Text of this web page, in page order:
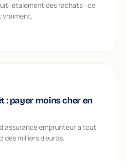
étalement des rachats : ce
vraiment.
: payer moins cher en
emprunteur à tout
des milliers d'euros.